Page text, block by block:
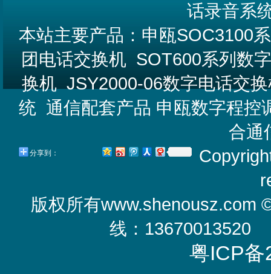
话录音系
本站主要产品： 申瓯SOC3100
团电话交换机 SOT600系列数
换机 JSY2000-06数字电话交
统 通信配套产品 申瓯数字程控
合通
分享到：
版权所有www.shenousz.com
线：13670013520
粤ICP备